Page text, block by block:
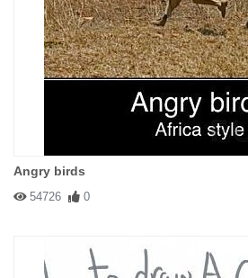
Angry birds
54726 0